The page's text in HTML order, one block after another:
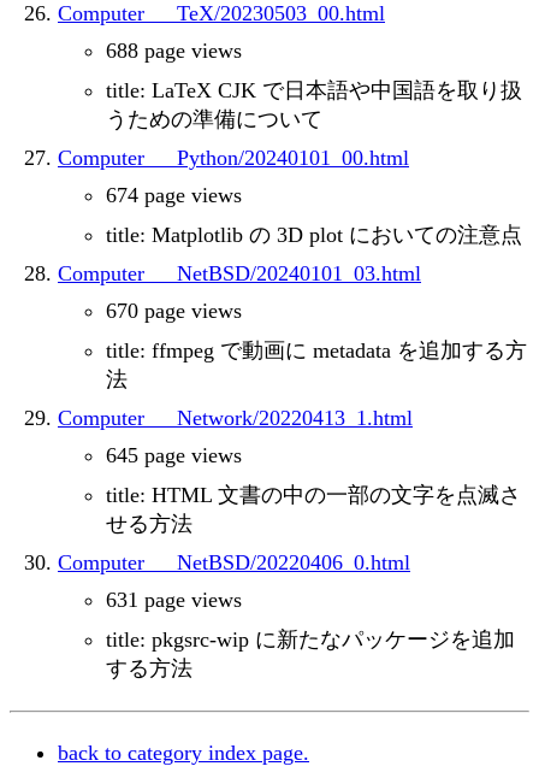
Computer___TeX/20230503_00.html
688 page views
title: LaTeX CJK で日本語や中国語を取り扱
うための準備について
Computer___Python/20240101_00.html
674 page views
title: Matplotlib の 3D plot においての注意点
Computer___NetBSD/20240101_03.html
670 page views
title: ffmpeg で動画に metadata を追加する方
法
Computer___Network/20220413_1.html
645 page views
title: HTML 文書の中の一部の文字を点滅さ
せる方法
Computer___NetBSD/20220406_0.html
631 page views
title: pkgsrc-wip に新たなパッケージを追加
する方法
back to category index page.